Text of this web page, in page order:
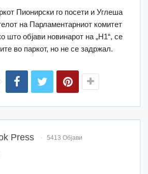
Пионирски го посети и Углеша
на Парламентарниот комитет
што објави новинарот на „Н1“, се
во паркот, но не се задржал.
Press 5413 Објави